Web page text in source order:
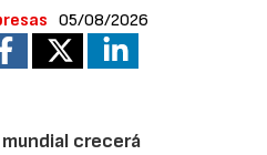
05/08/2026
crecerá